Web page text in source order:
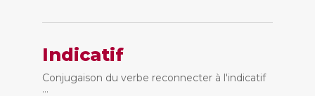
Indicatif
Conjugaison du verbe reconnecter à l'indicatif
...